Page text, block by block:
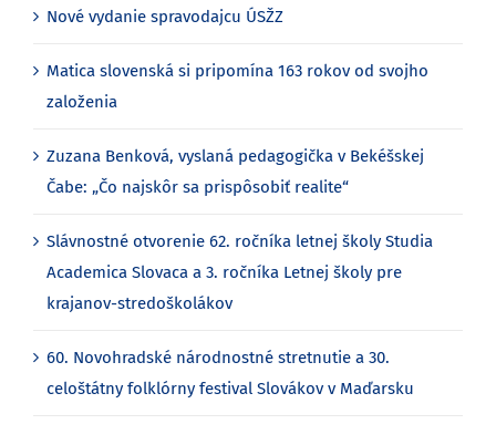
Nové vydanie spravodajcu ÚSŽZ
Matica slovenská si pripomína 163 rokov od svojho
založenia
Zuzana Benková, vyslaná pedagogička v Bekéšskej
Čabe: „Čo najskôr sa prispôsobiť realite“
Slávnostné otvorenie 62. ročníka letnej školy Studia
Academica Slovaca a 3. ročníka Letnej školy pre
krajanov-stredoškolákov
60. Novohradské národnostné stretnutie a 30.
celoštátny folklórny festival Slovákov v Maďarsku